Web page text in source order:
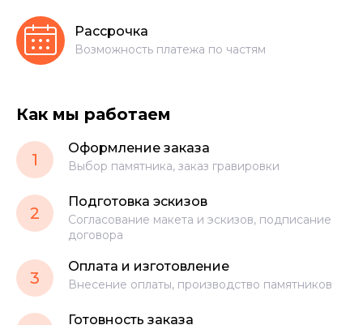
Рассрочка
Возможность платежа по частям
Как мы работаем
1
Оформление заказа
Выбор памятника, заказ гравировки
2
Подготовка эскизов
Согласование макета и эскизов, подписание
договора
3
Оплата и изготовление
Внесение оплаты, производство памятников
Готовность заказа